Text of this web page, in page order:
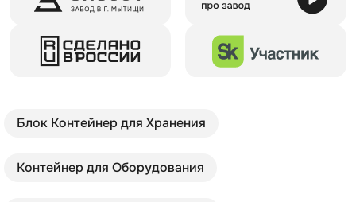
Блок Контейнер для Хранения
Контейнер для Оборудования